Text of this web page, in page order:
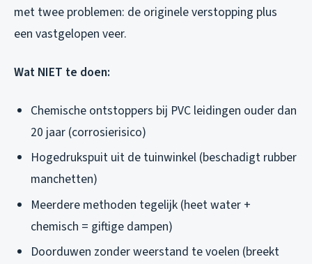
met twee problemen: de originele verstopping plus
een vastgelopen veer.
Wat NIET te doen:
Chemische ontstoppers bij PVC leidingen ouder dan
20 jaar (corrosierisico)
Hogedrukspuit uit de tuinwinkel (beschadigt rubber
manchetten)
Meerdere methoden tegelijk (heet water +
chemisch = giftige dampen)
Doorduwen zonder weerstand te voelen (breekt